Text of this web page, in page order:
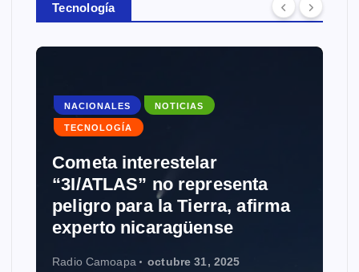
Tecnología
NACIONALES NOTICIAS
TECNOLOGÍA
Cometa interestelar
“3I/ATLAS” no representa
peligro para la Tierra, afirma
experto nicaragüense
Radio Camoapa octubre 31, 2025